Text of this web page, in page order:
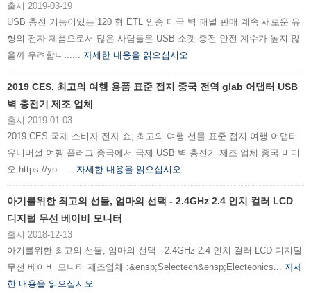
출시 2019-03-19
USB 충전 기능이있는 120 형 ETL 인증 미국 벽 패널 판매 계속 새로운 유
형의 전자 제품으로서 많은 사람들은 USB 소켓 충전 안전 계수가 높지 않
을까 우려합니...... 자세한 내용을 읽으십시오
2019 CES, 최고의 여행 용품 표준 접지 중국 전역 glab 어댑터 USB
벽 충전기 제조 업체
출시 2019-01-03
2019 CES 국제 소비자 전자 쇼, 최고의 여행 선물 표준 접지 여행 어댑터
유니버설 여행 플러그 중국에서 국제 USB 벽 충전기 제조 업체 중국 비디
오:https://yo...... 자세한 내용을 읽으십시오
아기를위한 최고의 선물, 엄마의 선택 - 2.4GHz 2.4 인치 컬러 LCD
디지털 무선 베이비 모니터
출시 2018-12-13
아기를위한 최고의 선물, 엄마의 선택 - 2.4GHz 2.4 인치 컬러 LCD 디지털
무선 베이비 모니터 제조업체 :&ensp;Selectech&ensp;Electeonics... 자세
한 내용을 읽으십시오